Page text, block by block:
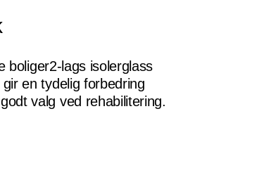
boliger2-lags isolerglass
en tydelig forbedring
valg ved rehabilitering.